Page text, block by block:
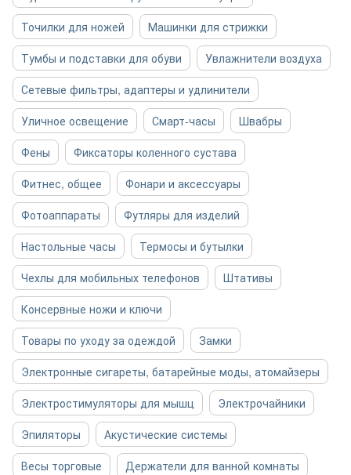
Точилки для ножей
Машинки для стрижки
Тумбы и подставки для обуви
Увлажнители воздуха
Сетевые фильтры, адаптеры и удлинители
Уличное освещение
Смарт-часы
Швабры
Фены
Фиксаторы коленного сустава
Фитнес, общее
Фонари и аксессуары
Фотоаппараты
Футляры для изделий
Настольные часы
Термосы и бутылки
Чехлы для мобильных телефонов
Штативы
Консервные ножи и ключи
Товары по уходу за одеждой
Замки
Электронные сигареты, батарейные моды, атомайзеры
Электростимуляторы для мышц
Электрочайники
Эпиляторы
Акустические системы
Весы торговые
Держатели для ванной комнаты